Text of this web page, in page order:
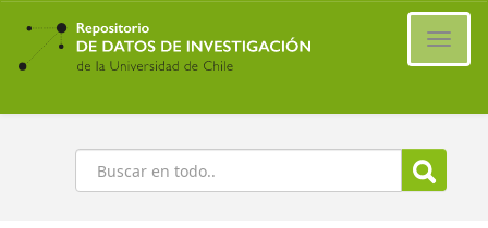
Ir
contenido
principal
Buscar